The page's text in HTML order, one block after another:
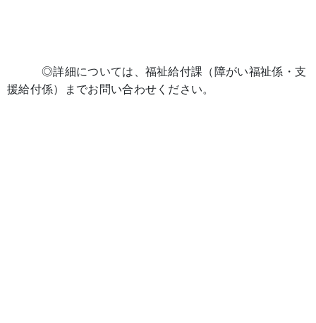
◎詳細については、福祉給付課（障がい福祉係・支
援給付係）までお問い合わせください。